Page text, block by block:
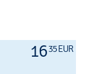
1635 EUR